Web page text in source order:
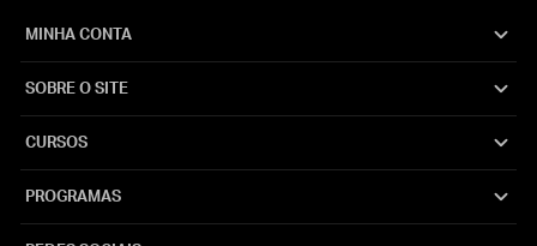
MINHA CONTA
SOBRE O SITE
CURSOS
PROGRAMAS